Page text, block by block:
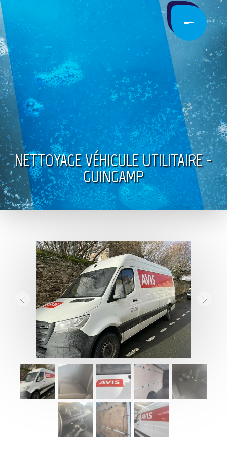
NETTOYAGE VÉHICULE UTILITAIRE -
GUINGAMP